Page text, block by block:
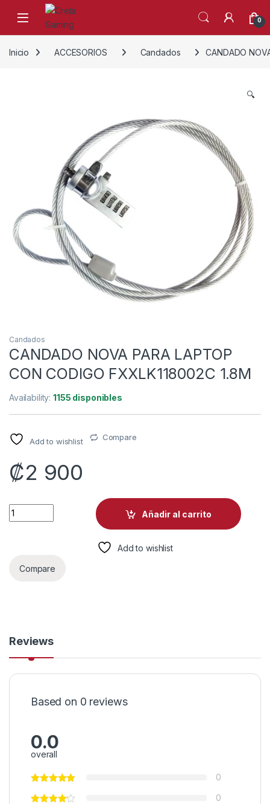
Skip to navigation
Skip to content
0
Inicio ACCESORIOS Candados CANDADO
🔍
Candados
CANDADO NOVA PARA LAPTOP
CON CODIGO FXXLK118002C 1.8M
Availability:1155 disponibles
Add to wishlist Compare
₡2 900
CANDADO NOVA PARA LAPTOP CON CODIGO
Añadir al carrito
Add to wishlist
Compare
Reviews
Based on 0 reviews
0.0
overall
0
0